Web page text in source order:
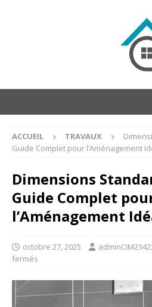
ACCUEIL TRAVAUX
Guide Complet pour l’Aménagement
Dimensions
Guide Complet
l’Aménagement
octobre 27, 2025
fermés